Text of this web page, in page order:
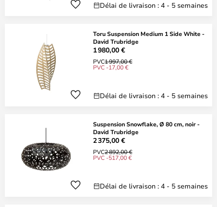
Délai de livraison : 4 - 5 semaines
Toru Suspension Medium 1 Side White -
David Trubridge
1 980,00 €
PVC1 997,00 €
PVC -17,00 €
Délai de livraison : 4 - 5 semaines
Suspension Snowflake, Ø 80 cm, noir -
David Trubridge
2 375,00 €
PVC2 892,00 €
PVC -517,00 €
Délai de livraison : 4 - 5 semaines